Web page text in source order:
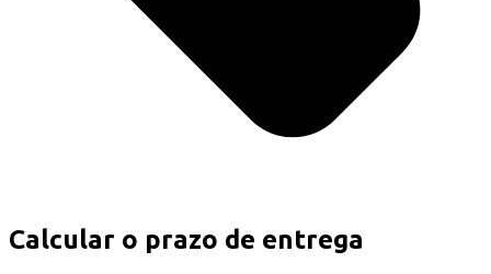
Calcular o prazo de entrega